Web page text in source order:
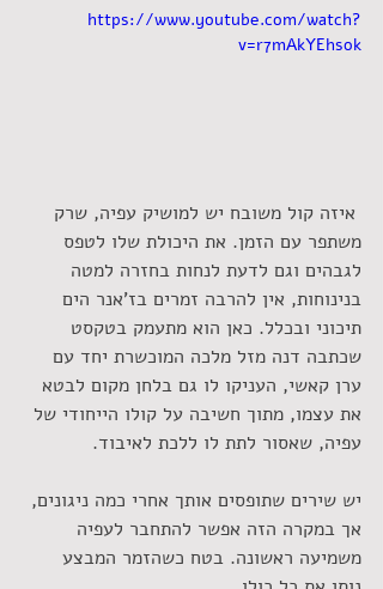
https://www.youtube.com/watch?
v=r7mAkYEhsok
איזה קול משובח יש למושיק עפיה, שרק
משתפר עם הזמן. את היכולת שלו לטפס
לגבהים וגם לדעת לנחות בחזרה למטה
בנינוחות, אין להרבה זמרים בז'אנר הים
תיכוני ובכלל. כאן הוא מתעמק בטקסט
שכתבה דנה מזל מלכה המוכשרת יחד עם
ערן קאשי, העניקו לו גם בלחן מקום לבטא
את עצמו, מתוך חשיבה על קולו הייחודי של
עפיה, שאסור לתת לו ללכת לאיבוד.
יש שירים שתופסים אותך אחרי כמה ניגונים,
אך במקרה הזה אפשר להתחבר לעפיה
משמיעה ראשונה. בטח כשהזמר המבצע